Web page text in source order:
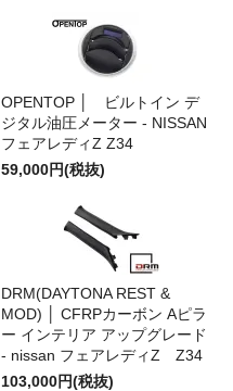
OPENTOP │ ビルトイン デ
ジタル油圧メーター - NISSAN
フェアレディZ Z34
59,000円(税抜)
DRM(DAYTONA REST &
MOD) │ CFRPカーボン Aピラ
ー インテリア アップグレード
- nissan フェアレディZ Z34
103,000円(税抜)